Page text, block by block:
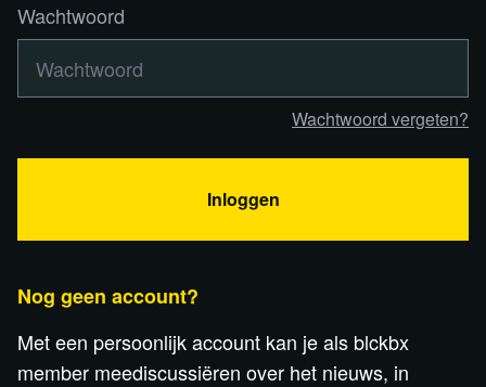
Wachtwoord
Wachtwoord vergeten?
Inloggen
Nog geen account?
Met een persoonlijk account kan je als blckbx
member meediscussiëren over het nieuws, in